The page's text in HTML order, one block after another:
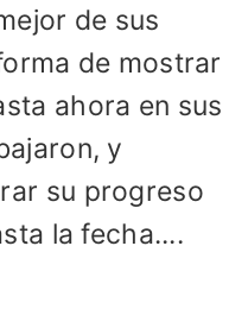
de sus
de mostrar
ahora en sus
y
su progreso
la fecha....